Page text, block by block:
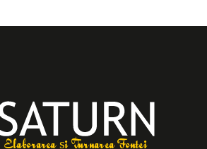
Elaborarea și Turnarea Fontei